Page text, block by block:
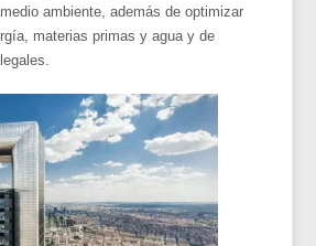
ambiente, además de optimizar
materias primas y agua y de